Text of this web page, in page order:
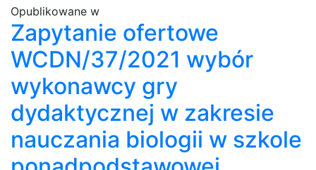
Opublikowane w
Zapytanie ofertowe
WCDN/37/2021 wybór
wykonawcy gry
dydaktycznej w zakresie
nauczania biologii w szkole